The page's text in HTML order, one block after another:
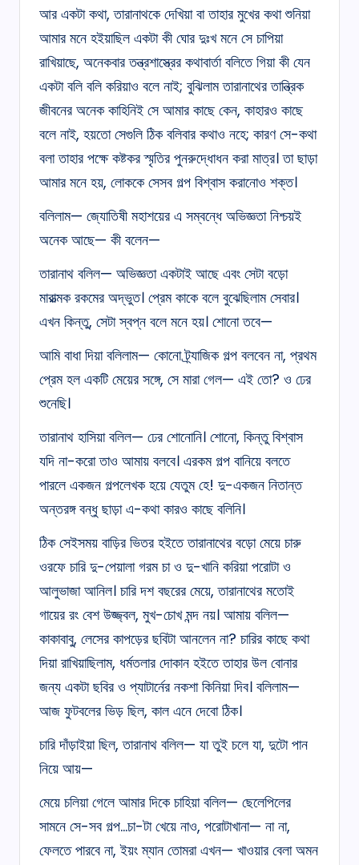
আর একটা কথা, তারানাথকে দেখিয়া বা তাহার মুখের কথা শুনিয়া
আমার মনে হইয়াছিল একটা কী ঘোর দুঃখ মনে সে চাপিয়া
রাখিয়াছে, অনেকবার তন্ত্রশাস্ত্রের কথাবার্তা বলিতে গিয়া কী যেন
একটা বলি বলি করিয়াও বলে নাই; বুঝিলাম তারানাথের তান্ত্রিক
জীবনের অনেক কাহিনিই সে আমার কাছে কেন, কাহারও কাছে
বলে নাই, হয়তো সেগুলি ঠিক বলিবার কথাও নহে; কারণ সে-কথা
বলা তাহার পক্ষে কষ্টকর স্মৃতির পুনরুদ্ধোধন করা মাত্র। তা ছাড়া
আমার মনে হয়, লোককে সেসব গল্প বিশ্বাস করানোও শক্ত।
বলিলাম— জ্যোতিষী মহাশয়ের এ সম্বন্ধে অভিজ্ঞতা নিশ্চয়ই
অনেক আছে— কী বলেন—
তারানাথ বলিল— অভিজ্ঞতা একটাই আছে এবং সেটা বড়ো
মারাত্মক রকমের অদ্ভুত। প্রেম কাকে বলে বুঝেছিলাম সেবার।
এখন কিন্তু, সেটা স্বপ্ন বলে মনে হয়। শোনো তবে—
আমি বাধা দিয়া বলিলাম— কোনো ট্র্যাজিক গল্প বলবেন না, প্রথম
প্রেম হল একটি মেয়ের সঙ্গে, সে মারা গেল— এই তো? ও ঢের
শুনেছি।
তারানাথ হাসিয়া বলিল— ঢের শোনোনি। শোনো, কিন্তু বিশ্বাস
যদি না-করো তাও আমায় বলবে। এরকম গল্প বানিয়ে বলতে
পারলে একজন গল্পলেখক হয়ে যেতুম হে! দু-একজন নিতান্ত
অন্তরঙ্গ বন্ধু ছাড়া এ-কথা কারও কাছে বলিনি।
ঠিক সেইসময় বাড়ির ভিতর হইতে তারানাথের বড়ো মেয়ে চারু
ওরফে চারি দু-পেয়ালা গরম চা ও দু-খানি করিয়া পরোটা ও
আলুভাজা আনিল। চারি দশ বছরের মেয়ে, তারানাথের মতোই
গায়ের রং বেশ উজ্জ্বল, মুখ-চোখ মন্দ নয়। আমায় বলিল—
কাকাবাবু, লেসের কাপড়ের ছবিটা আনলেন না? চারির কাছে কথা
দিয়া রাখিয়াছিলাম, ধর্মতলার দোকান হইতে তাহার উল বোনার
জন্য একটা ছবির ও প্যাটার্নের নকশা কিনিয়া দিব। বলিলাম—
আজ ফুটবলের ভিড় ছিল, কাল এনে দেবো ঠিক।
চারি দাঁড়াইয়া ছিল, তারানাথ বলিল— যা তুই চলে যা, দুটো পান
নিয়ে আয়—
মেয়ে চলিয়া গেলে আমার দিকে চাহিয়া বলিল— ছেলেপিলের
সামনে সে-সব গল্প…চা-টা খেয়ে নাও, পরোটাখানা— না না,
ফেলতে পারবে না, ইয়ং ম্যান তোমরা এখন— খাওয়ার বেলা অমন